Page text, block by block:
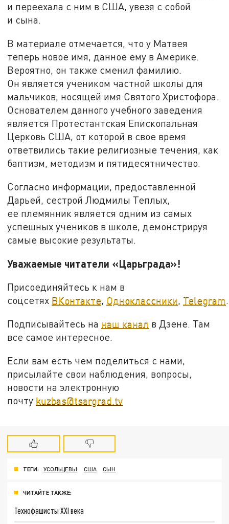
и переехала с ним в США, увезя с собой
и сына.
В материале отмечается, что у Матвея
теперь новое имя, данное ему в Америке.
Вероятно, он также сменил фамилию.
Он является учеником частной школы для
мальчиков, носящей имя Святого Христофора.
Основателем данного учебного заведения
является Протестантская Епископальная
Церковь США, от которой в свое время
ответвились такие религиозные течения, как
баптизм, методизм и пятидесятничество.
Согласно информации, предоставленной
Дарьей, сестрой Людмилы Теплых,
ее племянник является одним из самых
успешных учеников в школе, демонстрируя
самые высокие результаты.
Уважаемые читатели «Царьграда»!
Присоединяйтесь к нам в
соцсетях ВКонтакте, Одноклассники, Telegram.
Подписывайтесь на наш канал в Дзене. Там
все самое интересное.
Если вам есть чем поделиться с нами,
присылайте свои наблюдения, вопросы,
новости на электронную
почту kuzbas@tsargrad.tv
ТЕГИ: УСОЛЬЦЕВЫ США СЫН
ЧИТАЙТЕ ТАКЖЕ:
Технофашисты XXI века